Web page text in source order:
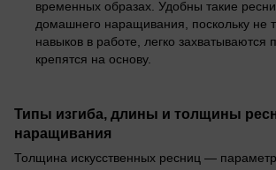
временных образах. Удобны такие
домашнего наращивания, поскольку не
навыков в работе, легко захватываются
крепятся на основу.
Типы изгиба, длины и толщины
наращивания
Толщина искусственных ресниц —